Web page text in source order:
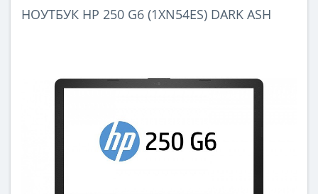
НОУТБУК HP 250 G6 (1XN54ES) DARK ASH